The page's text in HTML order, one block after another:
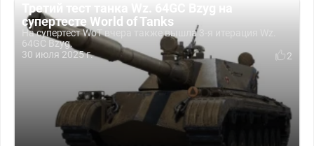
Третий тест танка Wz. 64GC Bzyg на
супертесте World of Tanks
На супертест WoT вчера также вышла 3-я итерация Wz.
64GC Bzyg.
30 июля 2025 г.
2